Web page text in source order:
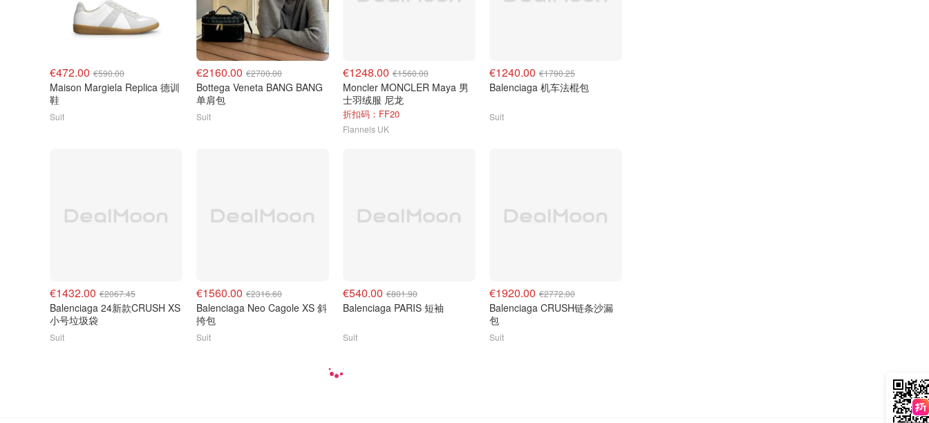
€472.00 €590.00
Maison Margiela Replica 德训
鞋
Suit
€2160.00 €2700.00
Bottega Veneta BANG BANG
单肩包
Suit
€1248.00 €1560.00
Moncler MONCLER Maya 男
士羽绒服 尼龙
折扣码：FF20
Flannels UK
€1240.00 €1790.25
Balenciaga 机车法棍包
Suit
€1432.00 €2067.45
Balenciaga 24新款CRUSH XS
小号垃圾袋
Suit
€1560.00 €2316.60
Balenciaga Neo Cagole XS 斜
挎包
Suit
€540.00 €801.90
Balenciaga PARIS 短袖
Suit
€1920.00 €2772.00
Balenciaga CRUSH链条沙漏
包
Suit